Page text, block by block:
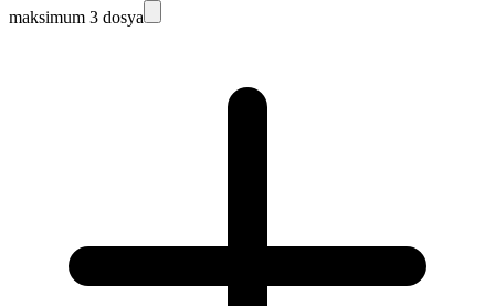
maksimum 3 dosya